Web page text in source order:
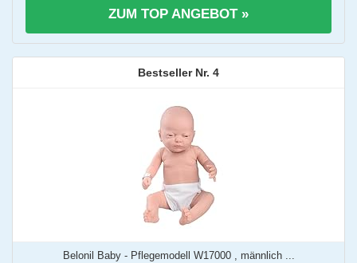
ZUM TOP ANGEBOT »
4
Belonil Baby - Pflegemodell W17000 , männlich ...